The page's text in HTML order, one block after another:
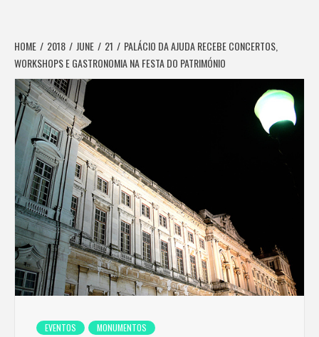
HOME 2018 JUNE 21
PALÁCIO DA AJUDA RECEBE CONCERTOS,
WORKSHOPS E GASTRONOMIA NA FESTA DO PATRIMÓNIO
EVENTOS MONUMENTOS